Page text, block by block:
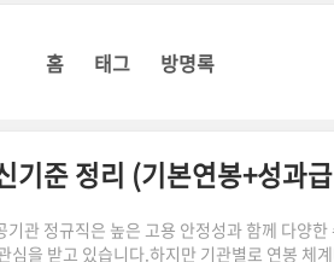
홈 태그 방명록
기준 정리 (기본연봉+성과
기관 정규직은 높은 고용 안정성과 함께 다양
심을 받고 있습니다.하지만 기관별로 연봉 체